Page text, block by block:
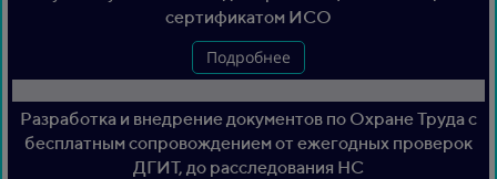
сертификатом ИСО
Подробнее
Разработка и внедрение документов по Охране Труда с
бесплатным сопровождением от ежегодных проверок
ДГИТ, до расследования НС